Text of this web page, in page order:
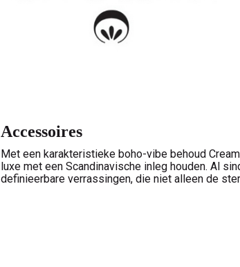
Accessoires
Met een karakteristieke boho-vibe behoud
luxe met een Scandinavische inleg houden. Al
definieerbare verrassingen, die niet alleen de